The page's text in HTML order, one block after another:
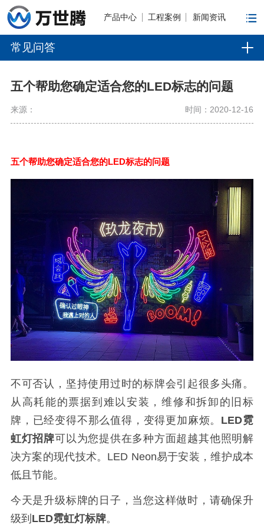
产品中心 工程案例 新闻资讯
常见问答
五个帮助您确定适合您的LED标志的问题
来源： 时间：2020-12-16
五个帮助您确定适合您的LED标志的问题
不可否认，坚持使用过时的标牌会引起很多头痛。
从高耗能的票据到难以安装，维修和拆卸的旧标
牌，已经变得不那么值得，变得更加麻烦。 LED霓
虹灯招牌可以为您提供在多种方面超越其他照明解
决方案的现代技术。 LED Neon易于安装，维护成本
低且节能。
今天是升级标牌的日子，当您这样做时，请确保升
级到 LED霓虹灯标牌。